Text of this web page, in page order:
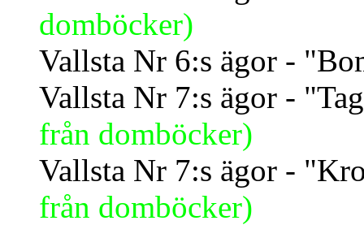
domböcker)
Vallsta Nr 6:s ägor -
Vallsta Nr 7:s ägor -
från domböcker)
Vallsta Nr 7:s ägor -
från domböcker)